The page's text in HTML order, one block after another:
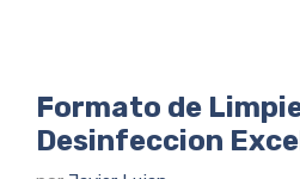
Formato de
Desinfeccion